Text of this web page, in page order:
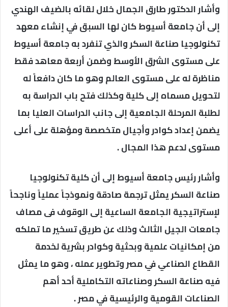
وأشار الدكتور طارق الجمال خلال لقائه بالضيف الهندي
إلى أن جامعة أسيوط كان لها السبق في إنشاء معهد
تكنولوجيا صناعة السكر والذي تنفرد به جامعة أسيوط
على مستوى الشرق الأوسط وضمن أربعة معاهد فقط
مناظرة له على مستوى العالم وهو ما كان دافعاً له
لتحويل مسماه إلى كلية وكذلك فتح باب الدراسة به
لطلبة المرحلة الجامعية إلى جانب الدراسات العليا بما
يضمن إعداد كوادر وأجيال متخصصة ومؤهلة على أعلى
مستوى لدعم هذا المجال .
وأشار رئيس جامعة أسيوط إلى أن كلية تكنولوجيا
صناعة السكر يمثل ترجمة صادقة ونموذجاً عملياً وناجحاً
لإستراتيجية الجامعة الساعية إلى الوقوف فى مصاف
جامعات الجيل الثالث وذلك عن طريق تسخير ما تملكه
من إمكانيات علمية وبحثية وكوادر بشرية لخدمة
القطاع الصناعي في مصر وتطوير عمله ، وهو ما يمثل
فيه صناعة السكر وصناعاته التكاملية أحد أهم
الصناعات القومية والرئيسية في مصر .